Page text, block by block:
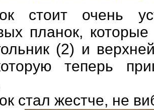
стоит очень
планок,
(2) и
теперь
стал жестче, не